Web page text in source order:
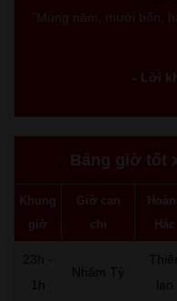
"Mùng năm, mười bốn,
- Lời
Bảng giờ tốt
Khung
giờ
Giờ can
chi
Hắc
23h -
1h
Nhâm Tý
Thiên
lao